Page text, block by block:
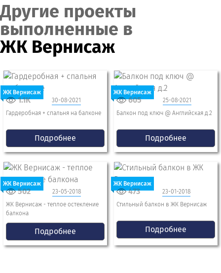
Другие проекты
выполненные в
ЖК Вернисаж
ЖК Вернисаж
30-08-2021
1.1K
Гардеробная + спальня на балконе
Подробнее
ЖК Вернисаж
25-08-2021
605
Балкон под ключ @ Английская д.2
Подробнее
ЖК Вернисаж
23-05-2018
502
ЖК Вернисаж - теплое остекление
балкона
Подробнее
ЖК Вернисаж
23-01-2018
473
Стильный балкон в ЖК Вернисаж
Подробнее